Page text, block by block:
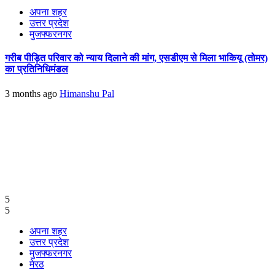
अपना शहर
उत्तर प्रदेश
मुजफ्फरनगर
गरीब पीड़ित परिवार को न्याय दिलाने की मांग, एसडीएम से मिला भाकियू (तोमर)
का प्रतिनिधिमंडल
3 months ago Himanshu Pal
5
5
अपना शहर
उत्तर प्रदेश
मुजफ्फरनगर
मेरठ